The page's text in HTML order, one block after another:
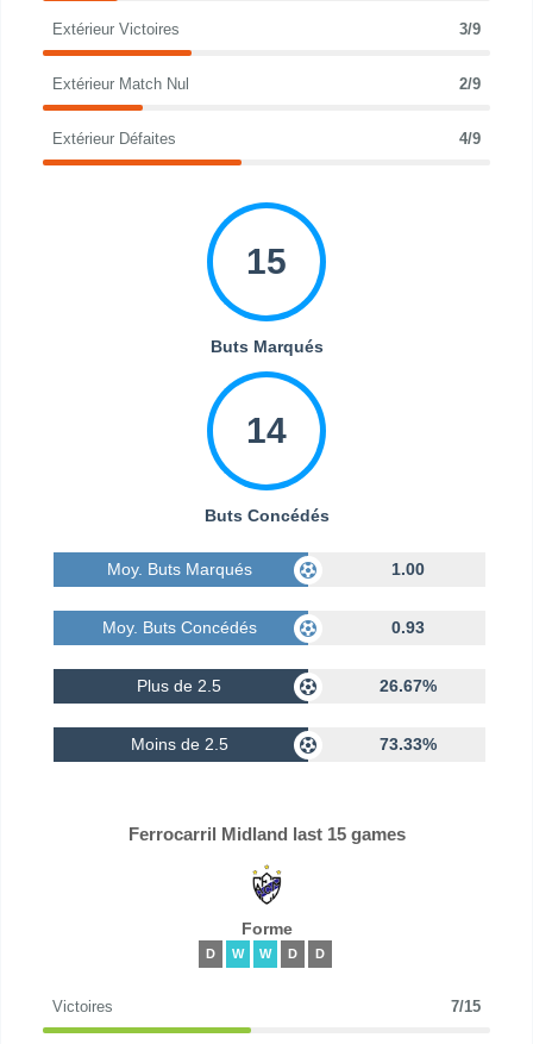
Extérieur Victoires 3/9
Extérieur Match Nul 2/9
Extérieur Défaites 4/9
15
Buts Marqués
14
Buts Concédés
Moy. Buts Marqués 1.00
Moy. Buts Concédés 0.93
Plus de 2.5 26.67%
Moins de 2.5 73.33%
Ferrocarril Midland last 15 games
Forme
D W W D D
Victoires 7/15